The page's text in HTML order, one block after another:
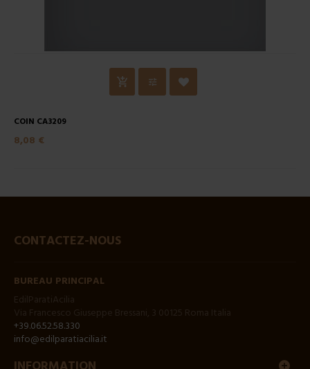
COIN CA3209
8,08 €
CONTACTEZ-NOUS
BUREAU PRINCIPAL
+39.06.52.58.330
info@edilparatiacilia.it